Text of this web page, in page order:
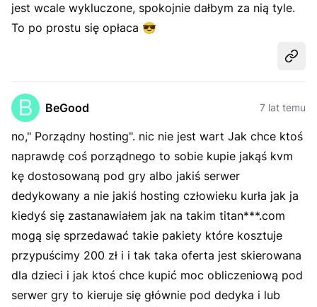
jest wcale wykluczone, spokojnie dałbym za nią tyle.
To po prostu się opłaca 😎
BeGood 7 lat temu
no," Porządny hosting". nic nie jest wart Jak chce ktoś
naprawdę coś porządnego to sobie kupie jakąś kvm
kę dostosowaną pod gry albo jakiś serwer
dedykowany a nie jakiś hosting człowieku kurła jak ja
kiedyś się zastanawiałem jak na takim titan***.com
mogą się sprzedawać takie pakiety które kosztuje
przypuścimy 200 zł i i tak taka oferta jest skierowana
dla dzieci i jak ktoś chce kupić moc obliczeniową pod
serwer gry to kieruje się głównie pod dedyka i lub